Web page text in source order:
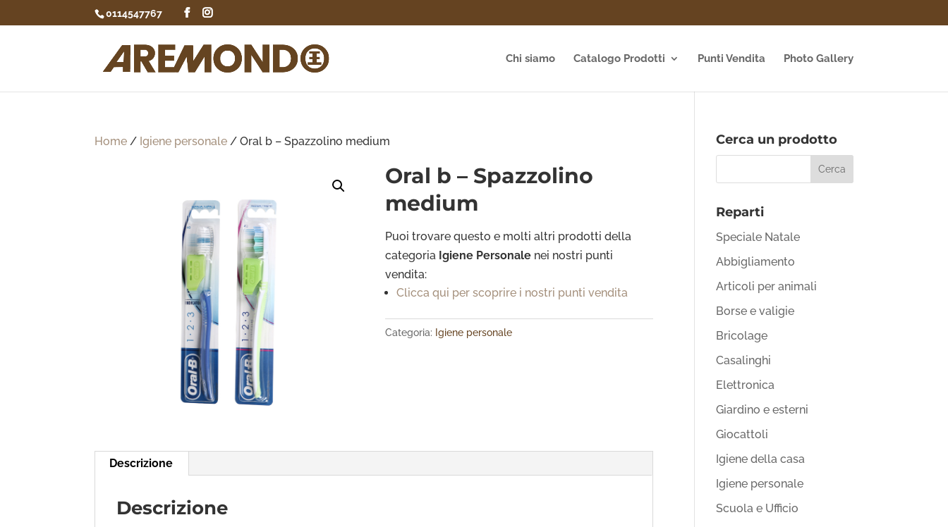
0114547767
Chi siamo Catalogo Prodotti Punti Vendita Photo Gallery
Home / Igiene personale / Oral b – Spazzolino medium
Oral b – Spazzolino
medium
Puoi trovare questo e molti altri prodotti della
categoria Igiene Personale nei nostri punti
vendita:
Clicca qui per scoprire i nostri punti vendita
Categoria: Igiene personale
Descrizione
Descrizione
Cerca un prodotto
Reparti
Speciale Natale
Abbigliamento
Articoli per animali
Borse e valigie
Bricolage
Casalinghi
Elettronica
Giardino e esterni
Giocattoli
Igiene della casa
Igiene personale
Scuola e Ufficio